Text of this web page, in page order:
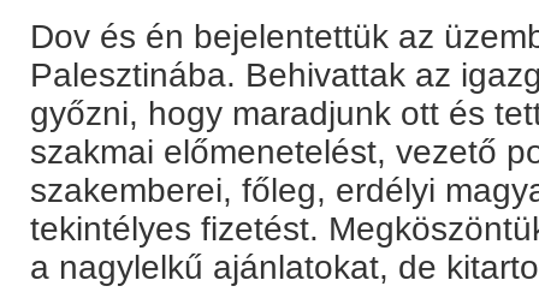
Dov és én bejelentettük az
Palesztinába. Behivattak az
győzni, hogy maradjunk ott és
szakmai előmenetelést, vezető
szakemberei, főleg, erdélyi
tekintélyes fizetést.
a nagylelkű ajánlatokat, de